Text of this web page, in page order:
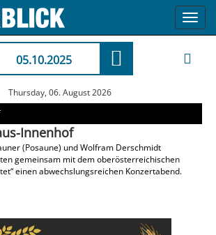
05.10.2025
Thursday, 06. August 2026
Innenhof
(Posaune) und Wolfram Derschmidt
gemeinsam mit dem oberösterreichischen
einen abwechslungsreichen Konzertabend.